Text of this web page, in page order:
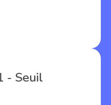
- Seuil